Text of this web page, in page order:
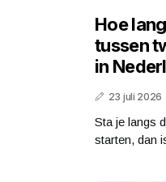
Hoe
tussen
in
23 juli 2026
Sta je langs
starten, dan